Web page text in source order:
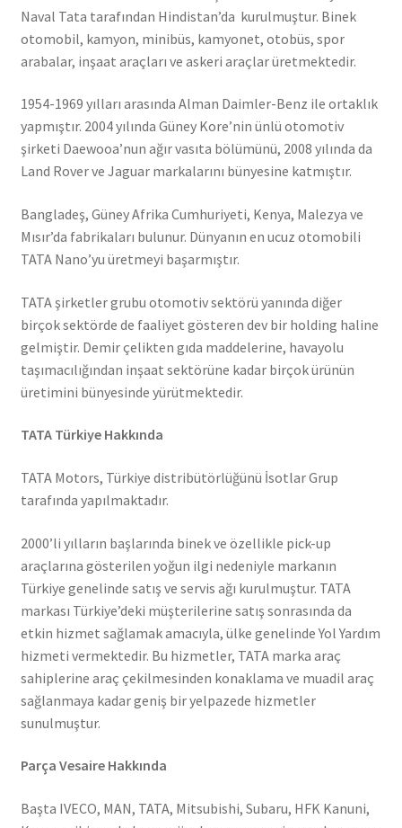
Naval Tata tarafından Hindistan’da kurulmuştur. Binek
otomobil, kamyon, minibüs, kamyonet, otobüs, spor
arabalar, inşaat araçları ve askeri araçlar üretmektedir.
1954-1969 yılları arasında Alman Daimler-Benz ile ortaklık
yapmıştır. 2004 yılında Güney Kore’nin ünlü otomotiv
şirketi Daewooa’nun ağır vasıta bölümünü, 2008 yılında da
Land Rover ve Jaguar markalarını bünyesine katmıştır.
Bangladeş, Güney Afrika Cumhuriyeti, Kenya, Malezya ve
Mısır’da fabrikaları bulunur. Dünyanın en ucuz otomobili
TATA Nano’yu üretmeyi başarmıştır.
TATA şirketler grubu otomotiv sektörü yanında diğer
birçok sektörde de faaliyet gösteren dev bir holding haline
gelmiştir. Demir çelikten gıda maddelerine, havayolu
taşımacılığından inşaat sektörüne kadar birçok ürünün
üretimini bünyesinde yürütmektedir.
TATA Türkiye Hakkında
TATA Motors, Türkiye distribütörlüğünü İsotlar Grup
tarafında yapılmaktadır.
2000’li yılların başlarında binek ve özellikle pick-up
araçlarına gösterilen yoğun ilgi nedeniyle markanın
Türkiye genelinde satış ve servis ağı kurulmuştur. TATA
markası Türkiye’deki müşterilerine satış sonrasında da
etkin hizmet sağlamak amacıyla, ülke genelinde Yol Yardım
hizmeti vermektedir. Bu hizmetler, TATA marka araç
sahiplerine araç çekilmesinden konaklama ve muadil araç
sağlanmaya kadar geniş bir yelpazede hizmetler
sunulmuştur.
Parça Vesaire Hakkında
Başta IVECO, MAN, TATA, Mitsubishi, Subaru, HFK Kanuni,